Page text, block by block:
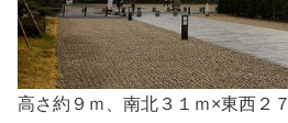
高さ約９ｍ、南北３１ｍ×東西２